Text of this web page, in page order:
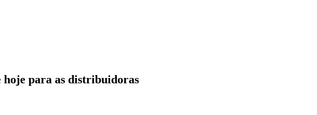
hoje para as distribuidoras